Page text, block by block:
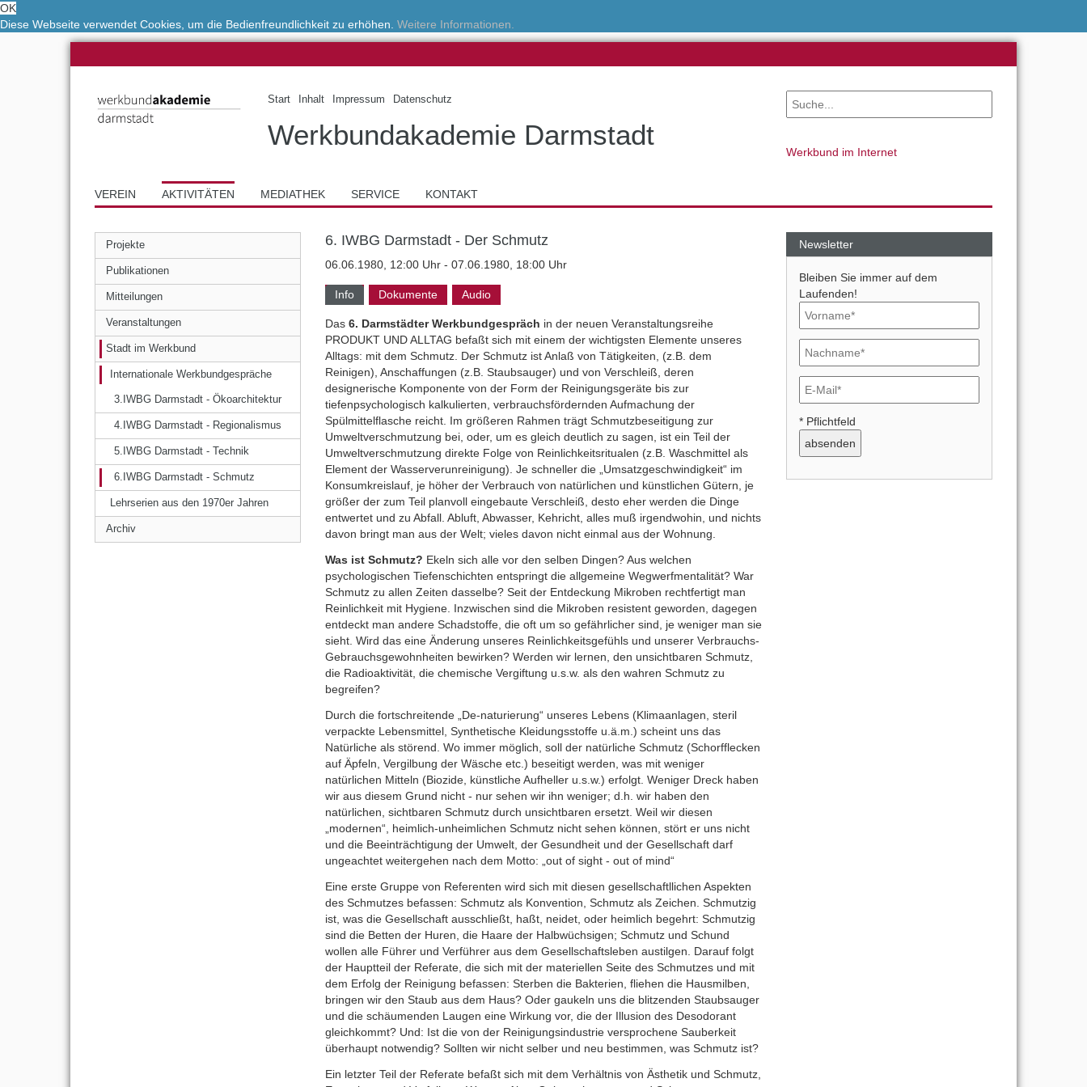
OK
Diese Webseite verwendet Cookies, um die Bedienfreundlichkeit zu erhöhen. Weitere Informationen.
Start Inhalt Impressum Datenschutz
Werkbundakademie Darmstadt
Werkbund im Internet
VEREIN AKTIVITÄTEN MEDIATHEK SERVICE KONTAKT
Projekte
Publikationen
Mitteilungen
Veranstaltungen
Stadt im Werkbund
Internationale Werkbundgespräche
3.IWBG Darmstadt - Ökoarchitektur
4.IWBG Darmstadt - Regionalismus
5.IWBG Darmstadt - Technik
6.IWBG Darmstadt - Schmutz
Lehrserien aus den 1970er Jahren
Archiv
6. IWBG Darmstadt - Der Schmutz
06.06.1980, 12:00 Uhr - 07.06.1980, 18:00 Uhr
Info Dokumente Audio
Das 6. Darmstädter Werkbundgespräch in der neuen Veranstaltungsreihe
PRODUKT UND ALLTAG befaßt sich mit einem der wichtigsten Elemente unseres
Alltags: mit dem Schmutz. Der Schmutz ist Anlaß von Tätigkeiten, (z.B. dem
Reinigen), Anschaffungen (z.B. Staubsauger) und von Verschleiß, deren
designerische Komponente von der Form der Reinigungsgeräte bis zur
tiefenpsychologisch kalkulierten, verbrauchsfördernden Aufmachung der
Spülmittelflasche reicht. Im größeren Rahmen trägt Schmutzbeseitigung zur
Umweltverschmutzung bei, oder, um es gleich deutlich zu sagen, ist ein Teil der
Umweltverschmutzung direkte Folge von Reinlichkeitsritualen (z.B. Waschmittel als
Element der Wasserverunreinigung). Je schneller die „Umsatzgeschwindigkeit“ im
Konsumkreislauf, je höher der Verbrauch von natürlichen und künstlichen Gütern, je
größer der zum Teil planvoll eingebaute Verschleiß, desto eher werden die Dinge
entwertet und zu Abfall. Abluft, Abwasser, Kehricht, alles muß irgendwohin, und nichts
davon bringt man aus der Welt; vieles davon nicht einmal aus der Wohnung.
Was ist Schmutz? Ekeln sich alle vor den selben Dingen? Aus welchen
psychologischen Tiefenschichten entspringt die allgemeine Wegwerfmentalität? War
Schmutz zu allen Zeiten dasselbe? Seit der Entdeckung Mikroben rechtfertigt man
Reinlichkeit mit Hygiene. Inzwischen sind die Mikroben resistent geworden, dagegen
entdeckt man andere Schadstoffe, die oft um so gefährlicher sind, je weniger man sie
sieht. Wird das eine Änderung unseres Reinlichkeitsgefühls und unserer Verbrauchs-
Gebrauchsgewohnheiten bewirken? Werden wir lernen, den unsichtbaren Schmutz,
die Radioaktivität, die chemische Vergiftung u.s.w. als den wahren Schmutz zu
begreifen?
Durch die fortschreitende „De-naturierung“ unseres Lebens (Klimaanlagen, steril
verpackte Lebensmittel, Synthetische Kleidungsstoffe u.ä.m.) scheint uns das
Natürliche als störend. Wo immer möglich, soll der natürliche Schmutz (Schorfflecken
auf Äpfeln, Vergilbung der Wäsche etc.) beseitigt werden, was mit weniger
natürlichen Mitteln (Biozide, künstliche Aufheller u.s.w.) erfolgt. Weniger Dreck haben
wir aus diesem Grund nicht - nur sehen wir ihn weniger; d.h. wir haben den
natürlichen, sichtbaren Schmutz durch unsichtbaren ersetzt. Weil wir diesen
„modernen“, heimlich-unheimlichen Schmutz nicht sehen können, stört er uns nicht
und die Beeinträchtigung der Umwelt, der Gesundheit und der Gesellschaft darf
ungeachtet weitergehen nach dem Motto: „out of sight - out of mind“
Eine erste Gruppe von Referenten wird sich mit diesen gesellschaftllichen Aspekten
des Schmutzes befassen: Schmutz als Konvention, Schmutz als Zeichen. Schmutzig
ist, was die Gesellschaft ausschließt, haßt, neidet, oder heimlich begehrt: Schmutzig
sind die Betten der Huren, die Haare der Halbwüchsigen; Schmutz und Schund
wollen alle Führer und Verführer aus dem Gesellschaftsleben austilgen. Darauf folgt
der Hauptteil der Referate, die sich mit der materiellen Seite des Schmutzes und mit
dem Erfolg der Reinigung befassen: Sterben die Bakterien, fliehen die Hausmilben,
bringen wir den Staub aus dem Haus? Oder gaukeln uns die blitzenden Staubsauger
und die schäumenden Laugen eine Wirkung vor, die der Illusion des Desodorant
gleichkommt? Und: Ist die von der Reinigungsindustrie versprochene Sauberkeit
überhaupt notwendig? Sollten wir nicht selber und neu bestimmen, was Schmutz ist?
Ein letzter Teil der Referate befaßt sich mit dem Verhältnis von Ästhetik und Schmutz,
Newsletter
Bleiben Sie immer auf dem
Laufenden!
* Pflichtfeld